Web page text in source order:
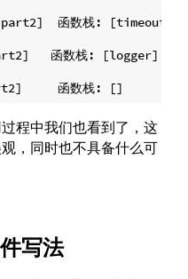
函数栈: [timeout/
程中我们也看到了，这
，同时也不具备什么可
写法